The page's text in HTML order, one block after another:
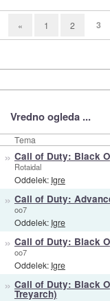
« 1 2 3
Vredno ogleda ...
Tema
» Call of Duty: Black
Rotaidal
Oddelek: Igre
» Call of Duty:
oo7
Oddelek: Igre
» Call of Duty: Black
oo7
Oddelek: Igre
» Call of Duty: Black
Treyarch)